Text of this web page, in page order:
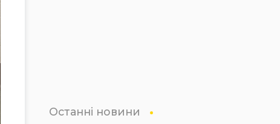
Останні новини